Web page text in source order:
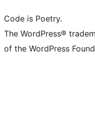
Code is Poetry.
The WordPress®
of the WordPress